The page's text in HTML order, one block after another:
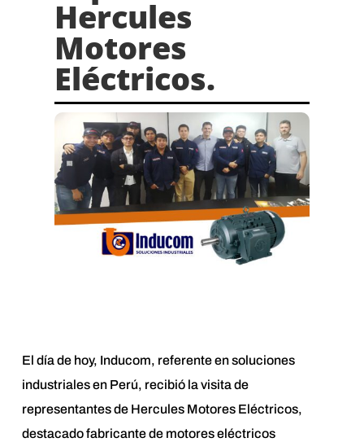
Hercules
Motores
Eléctricos.
El día de hoy, Inducom, referente en soluciones
industriales en Perú, recibió la visita de
representantes de Hercules Motores Eléctricos,
destacado fabricante de motores eléctricos